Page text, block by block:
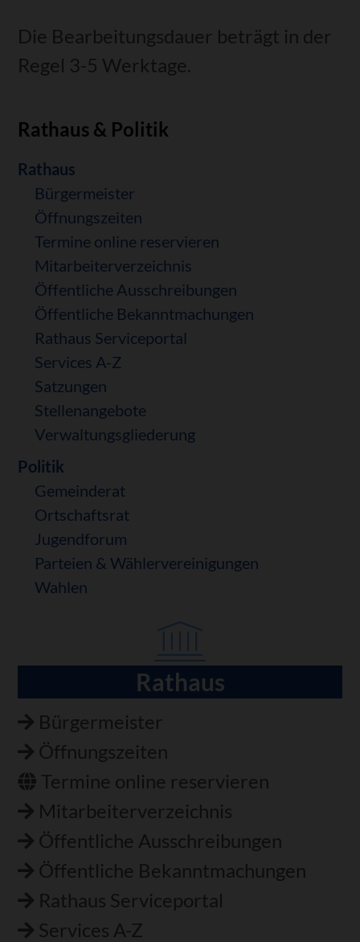
Rathaus & Politik
Navigation
überspringen
Rathaus
Bürgermeister
Öffnungszeiten
Termine online reservieren
Mitarbeiterverzeichnis
Öffentliche Ausschreibungen
Öffentliche Bekanntmachungen
Rathaus Serviceportal
Services A-Z
Satzungen
Stellenangebote
Verwaltungsgliederung
Politik
Gemeinderat
Ortschaftsrat
Jugendforum
Parteien & Wählervereinigungen
Wahlen
Die Bearbeitungsdauer beträgt in der
Regel 3-5 Werktage.
Rathaus
Bürgermeister
Öffnungszeiten
Termine online reservieren
Mitarbeiterverzeichnis
Öffentliche Ausschreibungen
Öffentliche Bekanntmachungen
Rathaus Serviceportal
Services A-Z